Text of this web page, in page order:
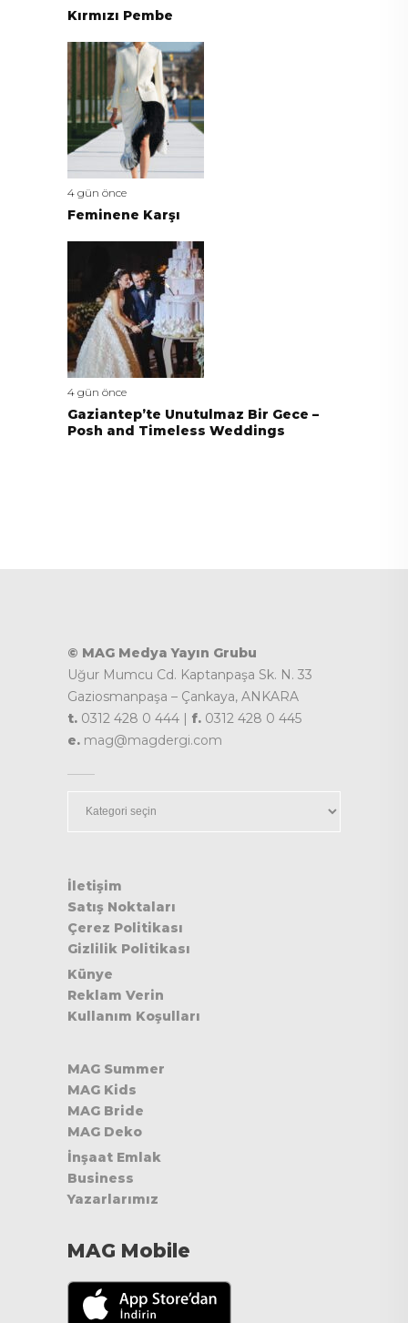
Kırmızı Pembe
4 gün önce
Feminene Karşı
4 gün önce
Gaziantep’te Unutulmaz Bir Gece –
Posh and Timeless Weddings
© MAG Medya Yayın Grubu
Uğur Mumcu Cd. Kaptanpaşa Sk. N. 33
Gaziosmanpaşa – Çankaya, ANKARA
t. 0312 428 0 444 | f. 0312 428 0 445
e. mag@magdergi.com
İletişim
Satış Noktaları
Çerez Politikası
Gizlilik Politikası
Künye
Reklam Verin
Kullanım Koşulları
MAG Summer
MAG Kids
MAG Bride
MAG Deko
İnşaat Emlak
Business
Yazarlarımız
MAG Mobile